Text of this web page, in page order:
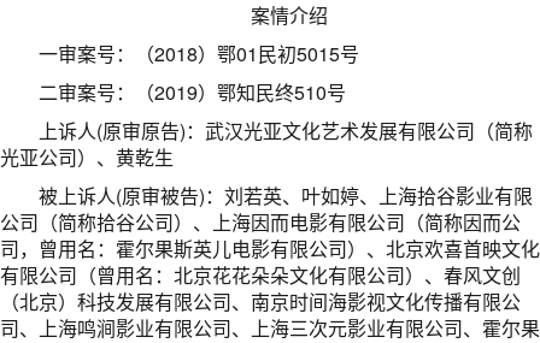
案情介绍
一审案号：（2018）鄂01民初5015号
二审案号：（2019）鄂知民终510号
上诉人(原审原告)：武汉光亚文化艺术发展有限公司（简称
光亚公司）、黄乾生
被上诉人(原审被告)：刘若英、叶如婷、上海拾谷影业有限
公司（简称拾谷公司）、上海因而电影有限公司（简称因而公
司，曾用名：霍尔果斯英儿电影有限公司）、北京欢喜首映文化
有限公司（曾用名：北京花花朵朵文化有限公司）、春风文创
（北京）科技发展有限公司、南京时间海影视文化传播有限公
司、上海鸣涧影业有限公司、上海三次元影业有限公司、霍尔果